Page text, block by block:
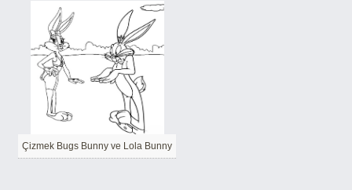
Çizmek Bugs Bunny ve Lola Bunny